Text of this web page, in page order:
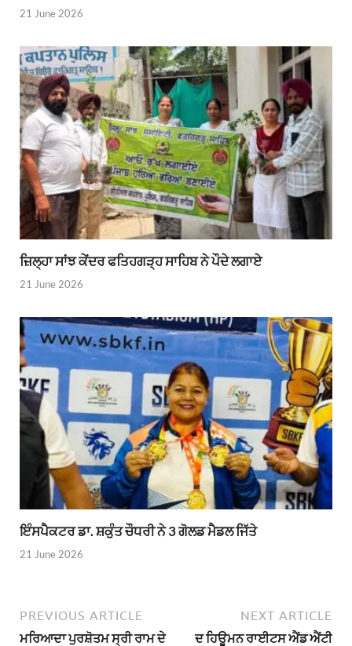
21 June 2026
ਜ਼ਿਲ੍ਹਾ ਸਾਂਝ ਕੇਂਦਰ ਫਤਿਹਗੜ੍ਹ ਸਾਹਿਬ ਨੇ ਪੌਦੇ ਲਗਾਏ
21 June 2026
ਇੰਸਪੈਕਟਰ ਡਾ. ਸ਼ਕੁੰਤ ਚੌਧਰੀ ਨੇ 3 ਗੋਲਡ ਮੈਡਲ ਜਿੱਤੇ
21 June 2026
PREVIOUS ARTICLE
ਮਰਿਆਦਾ ਪੁਰਸ਼ੋਤਮ ਸ੍ਰੀ ਰਾਮ ਦੇ
NEXT ARTICLE
ਦ ਹਿਊਮਨ ਰਾਈਟਸ ਐਂਡ ਐਂਟੀ